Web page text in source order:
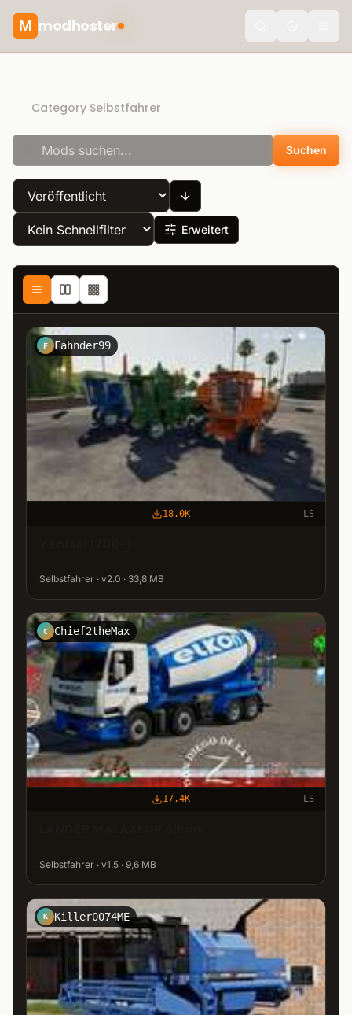
M modhoster
Category Selbstfahrer
Suchen
Erweitert
F Fahnder99
18.0K LS
Selbstfahrer · v2.0 · 33,8 MB
C Chief2theMax
17.4K LS
Selbstfahrer · v1.5 · 9,6 MB
K Killer0074ME